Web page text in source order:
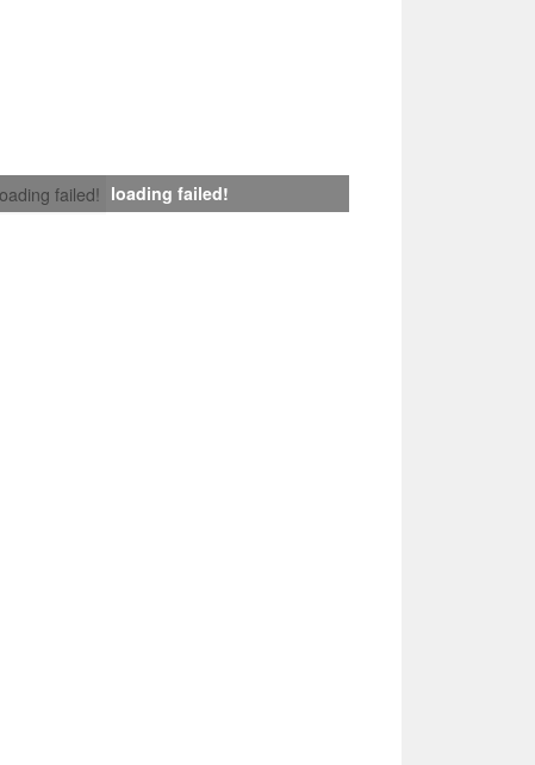
failed! loading failed!